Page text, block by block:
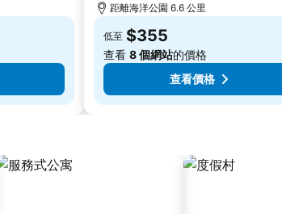
距離海洋公園 6.6 公里
低至 $355
查看 8 個網站的價格
查看價格